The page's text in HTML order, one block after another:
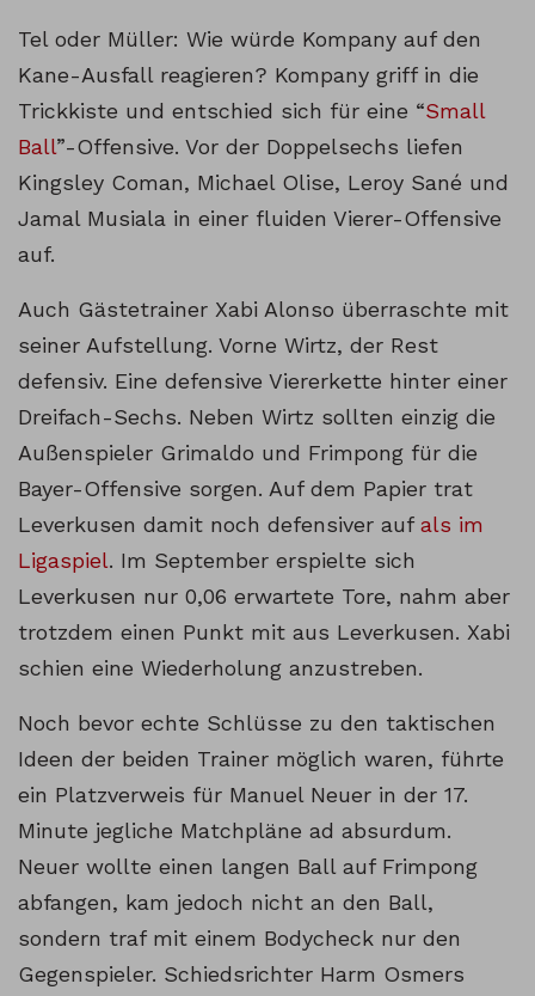
Tel oder Müller: Wie würde Kompany auf den
Kane-Ausfall reagieren? Kompany griff in die
Trickkiste und entschied sich für eine “Small
Ball”-Offensive. Vor der Doppelsechs liefen
Kingsley Coman, Michael Olise, Leroy Sané und
Jamal Musiala in einer fluiden Vierer-Offensive
auf.
Auch Gästetrainer Xabi Alonso überraschte mit
seiner Aufstellung. Vorne Wirtz, der Rest
defensiv. Eine defensive Viererkette hinter einer
Dreifach-Sechs. Neben Wirtz sollten einzig die
Außenspieler Grimaldo und Frimpong für die
Bayer-Offensive sorgen. Auf dem Papier trat
Leverkusen damit noch defensiver auf als im
Ligaspiel. Im September erspielte sich
Leverkusen nur 0,06 erwartete Tore, nahm aber
trotzdem einen Punkt mit aus Leverkusen. Xabi
schien eine Wiederholung anzustreben.
Noch bevor echte Schlüsse zu den taktischen
Ideen der beiden Trainer möglich waren, führte
ein Platzverweis für Manuel Neuer in der 17.
Minute jegliche Matchpläne ad absurdum.
Neuer wollte einen langen Ball auf Frimpong
abfangen, kam jedoch nicht an den Ball,
sondern traf mit einem Bodycheck nur den
Gegenspieler. Schiedsrichter Harm Osmers